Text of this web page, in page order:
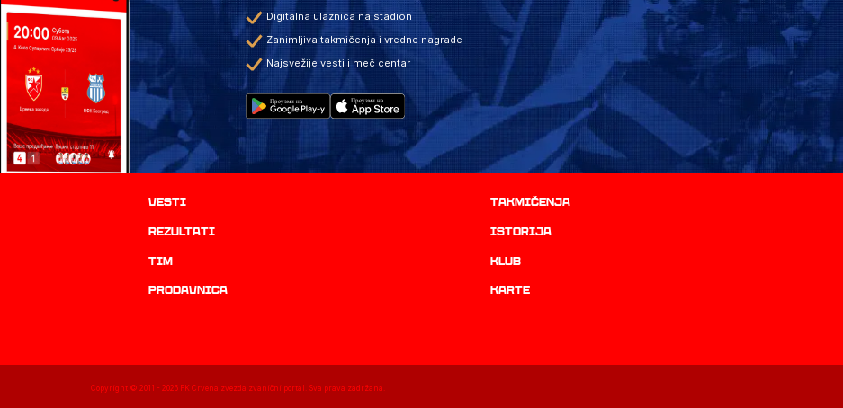
Digitalna ulaznica na stadion
Zanimljiva takmičenja i vredne nagrade
Najsvežije vesti i meč centar
Vesti Takmičenja
rezultati istorija
TIM Klub
prodavnica Karte
Copyright © 2011 -2026 FK Crvena zvezda zvanični portal. Sva prava zadržana.